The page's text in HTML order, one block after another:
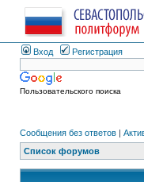
Вход Регистрация
Пользовательского поиска
Сообщения без ответов |
Список форумов